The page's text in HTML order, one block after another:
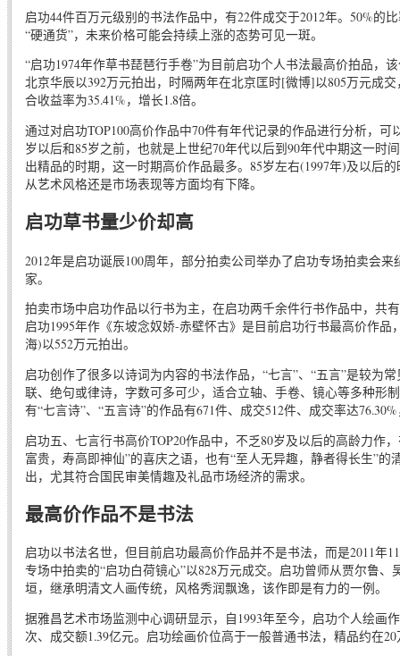
启功44件百万元级别的书法作品中，有22件成交于2012年。50%的
“硬通货”，未来价格可能会持续上涨的态势可见一斑。
“启功1974年作草书琵琶行手卷”为目前启功个人书法最高价拍品，
北京华辰以392万元拍出，时隔两年在北京匡时[微博]以805万元成
合收益率为35.41%，增长1.8倍。
通过对启功TOP100高价作品中70件有年代记录的作品进行分析，可
岁以后和85岁之前，也就是上世纪70年代以后到90年代中期这一时
出精品的时期，这一时期高价作品最多。85岁左右(1997年)及以后
从艺术风格还是市场表现等方面均有下降。
启功草书量少价却高
2012年是启功诞辰100周年，部分拍卖公司举办了启功专场拍卖会来
家。
拍卖市场中启功作品以行书为主，在启功两千余件行书作品中，共
启功1995年作《东坡念奴娇-赤壁怀古》是目前启功行书最高价作品
海)以552万元拍出。
启功创作了很多以诗词为内容的书法作品，“七言”、“五言”是较为
联、绝句或律诗，字数可多可少，适合立轴、手卷、镜心等多种形
有“七言诗”、“五言诗”的作品有671件、成交512件、成交率达
启功五、七言行书高价TOP20作品中，不乏80岁及以后的高龄力作
富贵，寿高即神仙”的喜庆之语，也有“至人无异趣，静者得长生”的
出，尤其符合国民审美情趣及礼品市场经济的需求。
最高价作品不是书法
启功以书法名世，但目前启功最高价作品并不是书法，而是2011年
专场中拍卖的“启功白荷镜心”以828万元成交。启功曾师从贾尔鲁
垣，继承明清文人画传统，风格秀润飘逸，该作即是有力的一例。
据雅昌艺术市场监测中心调研显示，自1993年至今，启功个人绘画
次、成交额1.39亿元。启功绘画价位高于一般普通书法，精品约在